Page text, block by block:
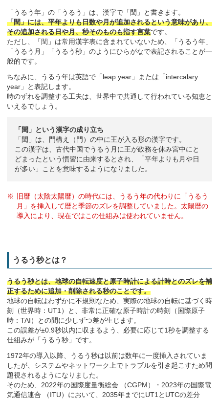
「うるう年」の「うるう」は、漢字で「閏」と書きます。
「閏」には、平年よりも日数や月が追加されるという意味があり、
その追加される日や月、秒そのものも指す言葉です。
ただし、「閏」は常用漢字表に含まれていないため、「うるう年」
「うるう月」「うるう秒」のようにひらがなで表記されることが一
般的です。
ちなみに、うるう年は英語で「leap year」または「intercalary
year」と表記します。
時のずれを調整する工夫は、世界中で共通して行われている知恵と
いえるでしょう。
「閏」という漢字の成り立ち
「閏」は、門構え（門）の中に王が入る形の漢字です。
この漢字は、古代中国でうるう月に王が政務を休み宮中にと
どまったという慣習に由来するとされ、「平年よりも月や日
が多い」ことを意味するようになりました。
旧暦（太陰太陽暦）の時代には、うるう年の代わりに「うるう
月」を挿入して暦と季節のズレを調整していました。太陽暦の
導入により、現在ではこの仕組みは使われていません。
うるう秒とは？
うるう秒とは、地球の自転速度と原子時計による計時とのズレを補
正するために追加・削除される秒のことです。
地球の自転はわずかに不規則なため、実際の地球の自転に基づく時
刻（世界時：UT1）と、非常に正確な原子時計の時刻（国際原子
時：TAI）との間に少しずつ差が生じます。
この誤差が±0.9秒以内に収まるよう、必要に応じて1秒を調整する
仕組みが「うるう秒」です。
1972年の導入以降、うるう秒は以前は数年に一度挿入されていま
したが、システムやネットワーク上でトラブルを引き起こすため問
題視されるようになりました。
そのため、2022年の国際度量衡総会 （CGPM）・2023年の国際電
気通信連合 （ITU）において、2035年までにUT1とUTCの差分